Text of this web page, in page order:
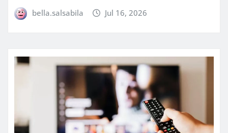
bella.salsabila Jul 16, 2026